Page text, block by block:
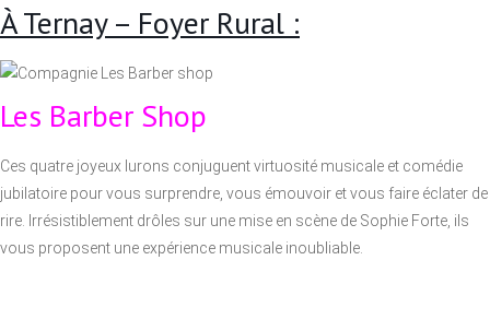
À Ternay – Foyer Rural :
Les Barber Shop
Ces quatre joyeux lurons conjuguent virtuosité musicale et comédie
jubilatoire pour vous surprendre, vous émouvoir et vous faire éclater de
rire. Irrésistiblement drôles sur une mise en scène de Sophie Forte, ils
vous proposent une expérience musicale inoubliable.